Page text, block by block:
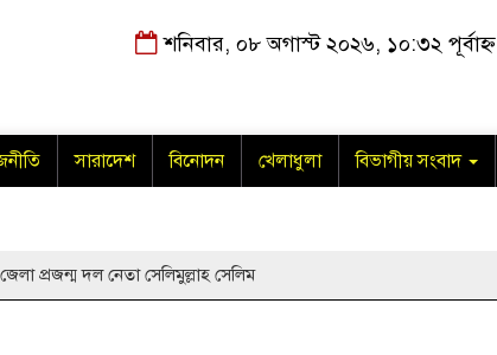
শনিবার, ০৮ অগাস্ট ২০২৬, ১০:৩২ পূর্বাহ্ন
সারাদেশ বিনোদন খেলাধুলা বিভাগীয় সংবাদ
প্রজন্ম দল নেতা সেলিমুল্লাহ সেলিম